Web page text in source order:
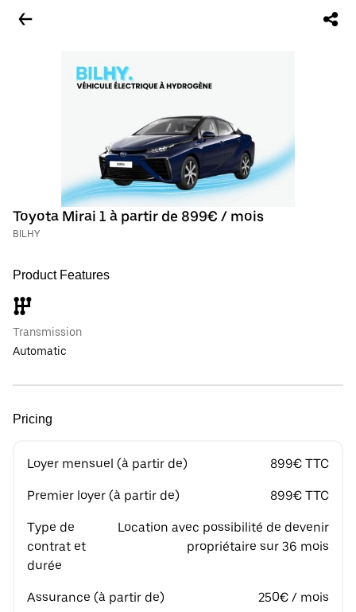
Toyota Mirai 1 à partir de 899€ / mois
BILHY
Product Features
Transmission
Automatic
Pricing
Loyer mensuel (à partir de) 899€ TTC
Premier loyer (à partir de) 899€ TTC
Type de
contrat et
durée
Location avec possibilité de devenir
propriétaire sur 36 mois
Assurance (à partir de) 250€ / mois